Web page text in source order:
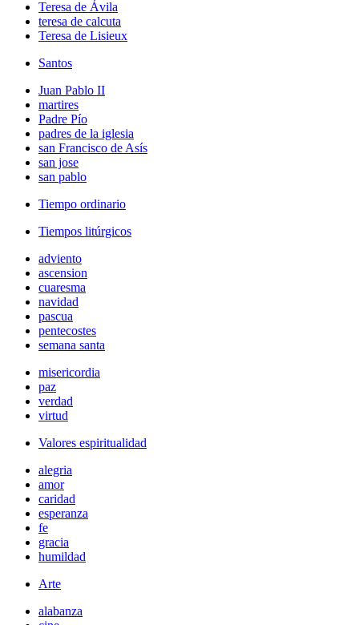
Teresa de Ávila
teresa de calcuta
Teresa de Lisieux
Santos
Juan Pablo II
martires
Padre Pío
padres de la iglesia
san Francisco de Asís
san jose
san pablo
Tiempo ordinario
Tiempos litúrgicos
adviento
ascension
cuaresma
navidad
pascua
pentecostes
semana santa
misericordia
paz
verdad
virtud
Valores espiritualidad
alegria
amor
caridad
esperanza
fe
gracia
humildad
Arte
alabanza